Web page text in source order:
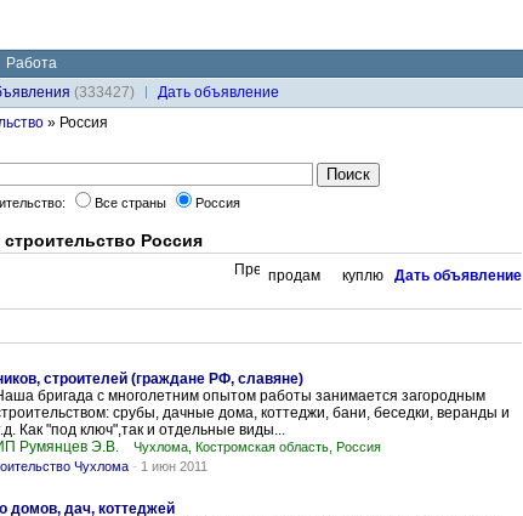
Работа
(333427)
Дaть объявление
» Россия
Все страны Россия
строительство Россия
продам куплю Дaть объявление
строителей (граждане РФ, славяне)
бригада с многолетним опытом работы занимается загородным
срубы, дачные дома, коттеджи, бани, беседки, веранды и
Как "под ключ",так и отдельные виды...
Румянцев Э.В.
Чухлома, Костромская область, Россия
Чухлома - 1 июн 2011
домов, дач, коттеджей